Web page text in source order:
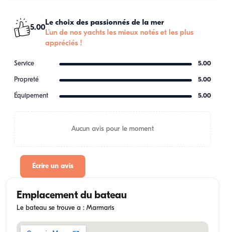
5.00
Le choix des passionnés de la mer
L'un de nos yachts les mieux notés et les plus
appréciés !
Service 5.00
Propreté 5.00
Équipement 5.00
Aucun avis pour le moment
Écrire un avis
Emplacement du bateau
Le bateau se trouve a : Marmaris